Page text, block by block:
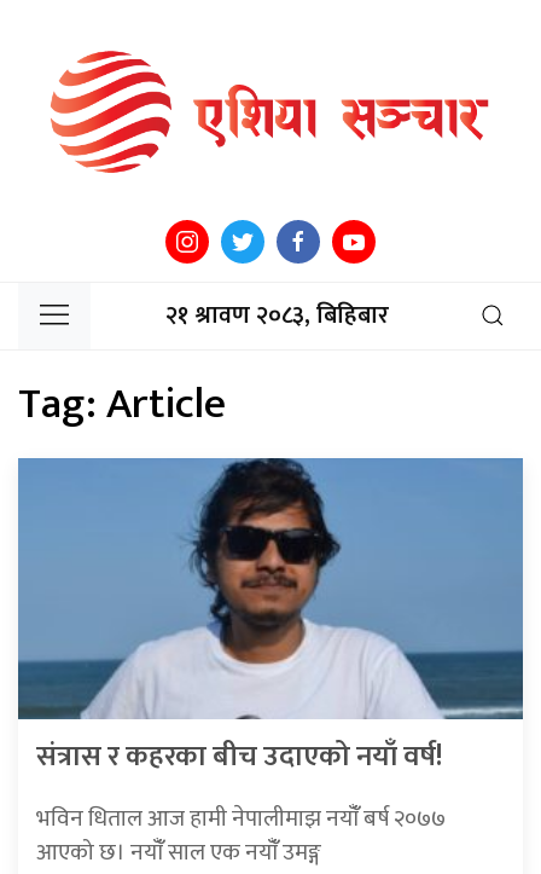
२१ श्रावण २०८३, बिहिबार
Tag:Article
संत्रास र कहरका बीच उदाएको नयाँ वर्ष!
भविन धिताल आज हामी नेपालीमाझ नयाँँ बर्ष २०७७
आएको छ। नयाँँ साल एक नयाँँ उमङ्ग